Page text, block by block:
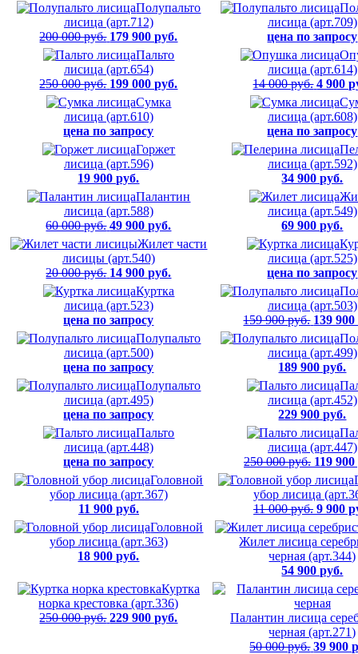
Полупальто
лисица (арт.712)
200 000 руб. 179 900 руб.
лисица (арт.709)
цена по запросу
Пальто
лисица (арт.654)
250 000 руб. 199 000 руб.
лисица (арт.614)
14 000 руб. 4 900
Сумка
лисица (арт.610)
цена по запросу
лисица (арт.608)
цена по запросу
Горжет
лисица (арт.596)
19 900 руб.
лисица (арт.592)
34 900 руб.
Палантин
лисица (арт.588)
60 000 руб. 49 900 руб.
лисица (арт.549)
69 900 руб.
Жилет части
лисицы (арт.540)
20 000 руб. 14 900 руб.
лисица (арт.525)
цена по запросу
Куртка
лисица (арт.523)
цена по запросу
лисица (арт.503)
159 900 руб. 139
Полупальто
лисица (арт.500)
цена по запросу
лисица (арт.499)
189 900 руб.
Полупальто
лисица (арт.495)
цена по запросу
лисица (арт.452)
229 900 руб.
Пальто
лисица (арт.448)
цена по запросу
лисица (арт.447)
250 000 руб. 119
Головной
убор лисица (арт.367)
11 900 руб.
убор лисица
11 000 руб. 9 900
Головной
убор лисица (арт.363)
18 900 руб.
Жилет лисица
черная (арт.344)
54 900 руб.
Куртка
норка крестовка (арт.336)
250 000 руб. 229 900 руб.
Палантин лисица
черная (арт.271)
50 000 руб. 39 900